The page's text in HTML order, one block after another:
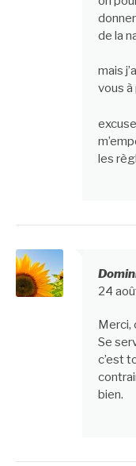
de la
mais
vous à
les
24
Merci,
Se
c’est
bien.